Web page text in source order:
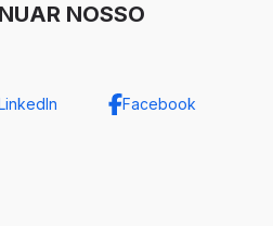
NOSSO
Facebook